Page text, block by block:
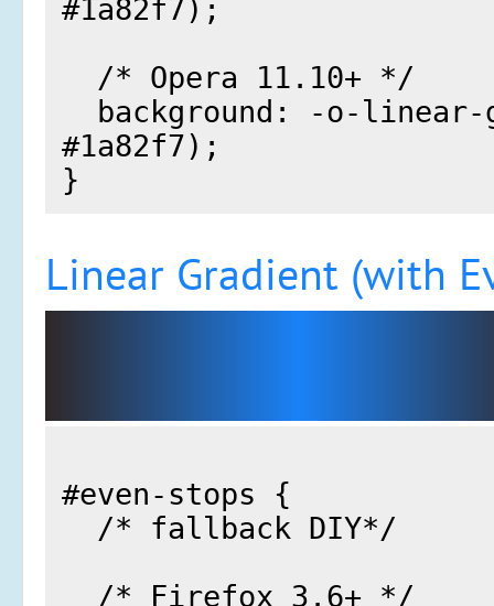
Linear Gradient (with